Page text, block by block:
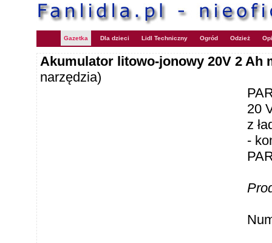
Gazetka Dla dzieci Lidl Techniczny Ogród Odzież
Akumulator litowo-jonowy 20V 2 Ah
narzędzia)
20
z
-